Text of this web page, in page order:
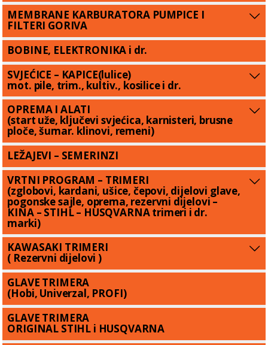
MEMBRANE KARBURATORA PUMPICE I
FILTERI GORIVA
BOBINE, ELEKTRONIKA i dr.
SVJEĆICE – KAPICE(lulice)
mot. pile, trim., kultiv., kosilice i dr.
OPREMA I ALATI
(start uže, ključevi svjećica, karnisteri, brusne
ploče, šumar. klinovi, remeni)
LEŽAJEVI – SEMERINZI
VRTNI PROGRAM – TRIMERI
(zglobovi, kardani, ušice, čepovi, dijelovi glave,
pogonske sajle, oprema, rezervni dijelovi –
KINA – STIHL – HUSQVARNA trimeri i dr.
marki)
KAWASAKI TRIMERI
( Rezervni dijelovi )
GLAVE TRIMERA
(Hobi, Univerzal, PROFI)
GLAVE TRIMERA
ORIGINAL STIHL i HUSQVARNA